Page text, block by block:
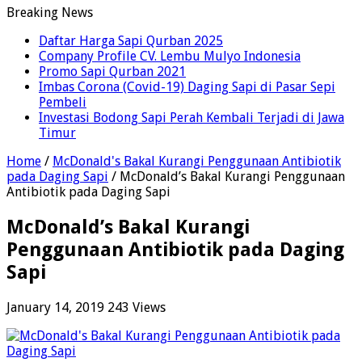
Breaking News
Daftar Harga Sapi Qurban 2025
Company Profile CV. Lembu Mulyo Indonesia
Promo Sapi Qurban 2021
Imbas Corona (Covid-19) Daging Sapi di Pasar Sepi
Pembeli
Investasi Bodong Sapi Perah Kembali Terjadi di Jawa
Timur
Home / McDonald's Bakal Kurangi Penggunaan Antibiotik
pada Daging Sapi / McDonald’s Bakal Kurangi Penggunaan
Antibiotik pada Daging Sapi
McDonald’s Bakal Kurangi
Penggunaan Antibiotik pada Daging
Sapi
January 14, 2019 243 Views